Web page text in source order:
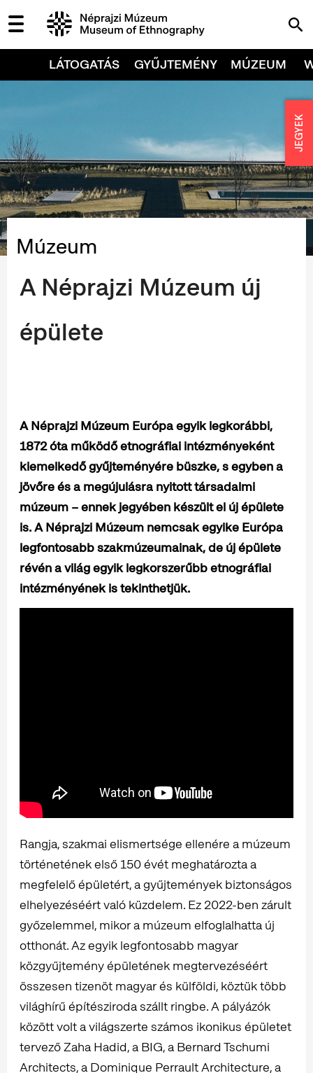
LÁTOGATÁS GYŰJTEMÉNY MÚZEUM
Múzeum
A Néprajzi Múzeum új
épülete
A Néprajzi Múzeum Európa egyik legkorábbi,
1872 óta működő etnográfiai intézményeként
kiemelkedő gyűjteményére büszke, s egyben a
jövőre és a megújulásra nyitott társadalmi
múzeum – ennek jegyében készült el új épülete
is. A Néprajzi Múzeum nemcsak egyike Európa
legfontosabb szakmúzeumainak, de új épülete
révén a világ egyik legkorszerűbb etnográfiai
intézményének is tekinthetjük.
Rangja, szakmai elismertsége ellenére a múzeum
történetének első 150 évét meghatározta a
megfelelő épületért, a gyűjtemények biztonságos
elhelyezéséért való küzdelem. Ez 2022-ben zárult
győzelemmel, mikor a múzeum elfoglalhatta új
otthonát. Az egyik legfontosabb magyar
közgyűjtemény épületének megtervezéséért
összesen tizenöt magyar és külföldi, köztük több
világhírű építésziroda szállt ringbe. A pályázók
között volt a világszerte számos ikonikus épületet
tervező Zaha Hadid, a BIG, a Bernard Tschumi
Architects, a Dominique Perrault Architecture, a
JEGYEK